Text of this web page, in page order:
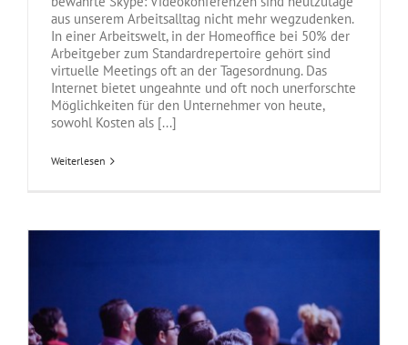
aus unserem Arbeitsalltag nicht mehr wegzudenken.
In einer Arbeitswelt, in der Homeoffice bei 50% der
Arbeitgeber zum Standardrepertoire gehört sind
virtuelle Meetings oft an der Tagesordnung. Das
Internet bietet ungeahnte und oft noch unerforschte
Möglichkeiten für den Unternehmer von heute,
sowohl Kosten als [...]
Weiterlesen